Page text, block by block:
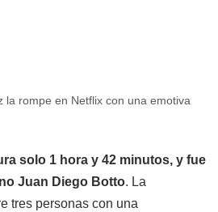
la rompe en Netflix con una emotiva
solo 1 hora y 42 minutos, y fue
Juan Diego Botto. La
tres personas con una